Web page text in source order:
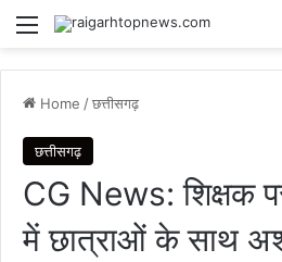
Menu
Home /छत्तीसगढ़
छत्तीसगढ़
CG News: शिक्षक
में छात्राओं के साथ